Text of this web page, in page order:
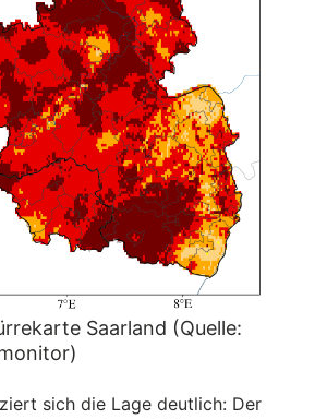
Saarland (Quelle:
sich die Lage deutlich: Der